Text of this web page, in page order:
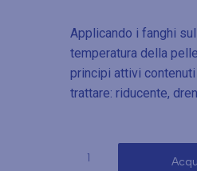
Applicando i fanghi
temperatura della
principi attivi
trattare: riducente,